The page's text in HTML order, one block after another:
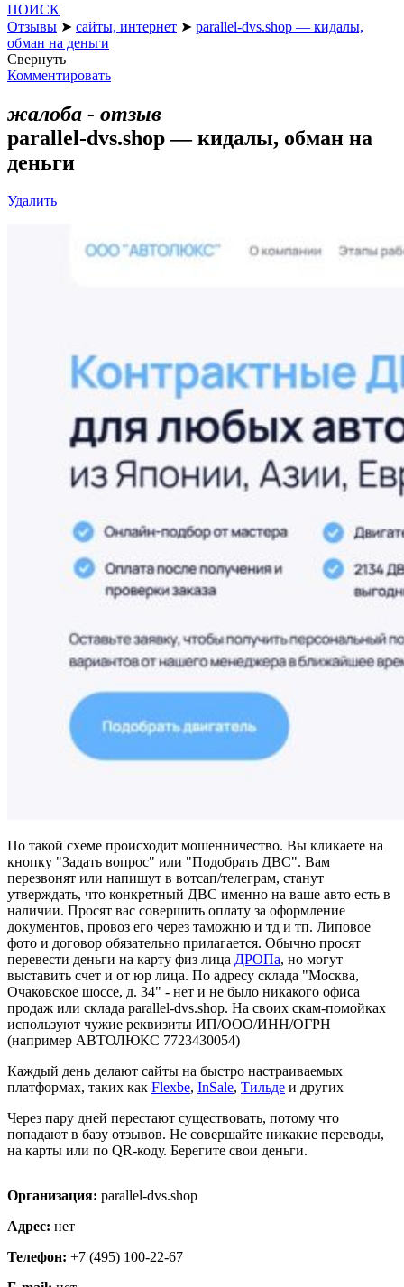
ПОИСК
Отзывы ➤ сайты, интернет ➤ parallel-dvs.shop — кидалы,
обман на деньги
Свернуть
Комментировать
жалоба - отзыв
parallel-dvs.shop — кидалы, обман на
деньги
Удалить
По такой схеме происходит мошенничество. Вы кликаете на
кнопку "Задать вопрос" или "Подобрать ДВС". Вам
перезвонят или напишут в вотсап/телеграм, станут
утверждать, что конкретный ДВС именно на ваше авто есть в
наличии. Просят вас совершить оплату за оформление
документов, провоз его через таможню и тд и тп. Липовое
фото и договор обязательно прилагается. Обычно просят
перевести деньги на карту физ лица ДРОПа, но могут
выставить счет и от юр лица. По адресу склада "Москва,
Очаковское шоссе, д. 34" - нет и не было никакого офиса
продаж или склада parallel-dvs.shop. На своих скам-помойках
используют чужие реквизиты ИП/ООО/ИНН/ОГРН
(например АВТОЛЮКС 7723430054)
Каждый день делают сайты на быстро настраиваемых
платформах, таких как Flexbe, InSale, Тильде и других
Через пару дней перестают существовать, потому что
попадают в базу отзывов. Не совершайте никакие переводы,
на карты или по QR-коду. Берегите свои деньги.
Организация: parallel-dvs.shop
Адрес: нет
Телефон: +7 (495) 100-22-67